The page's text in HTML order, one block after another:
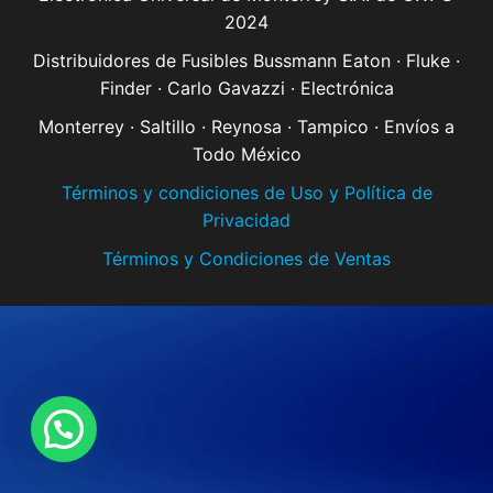
2024
Distribuidores de Fusibles Bussmann Eaton · Fluke ·
Finder · Carlo Gavazzi · Electrónica
Monterrey · Saltillo · Reynosa · Tampico · Envíos a
Todo México
Términos y condiciones de Uso y Política de
Privacidad
Términos y Condiciones de Ventas